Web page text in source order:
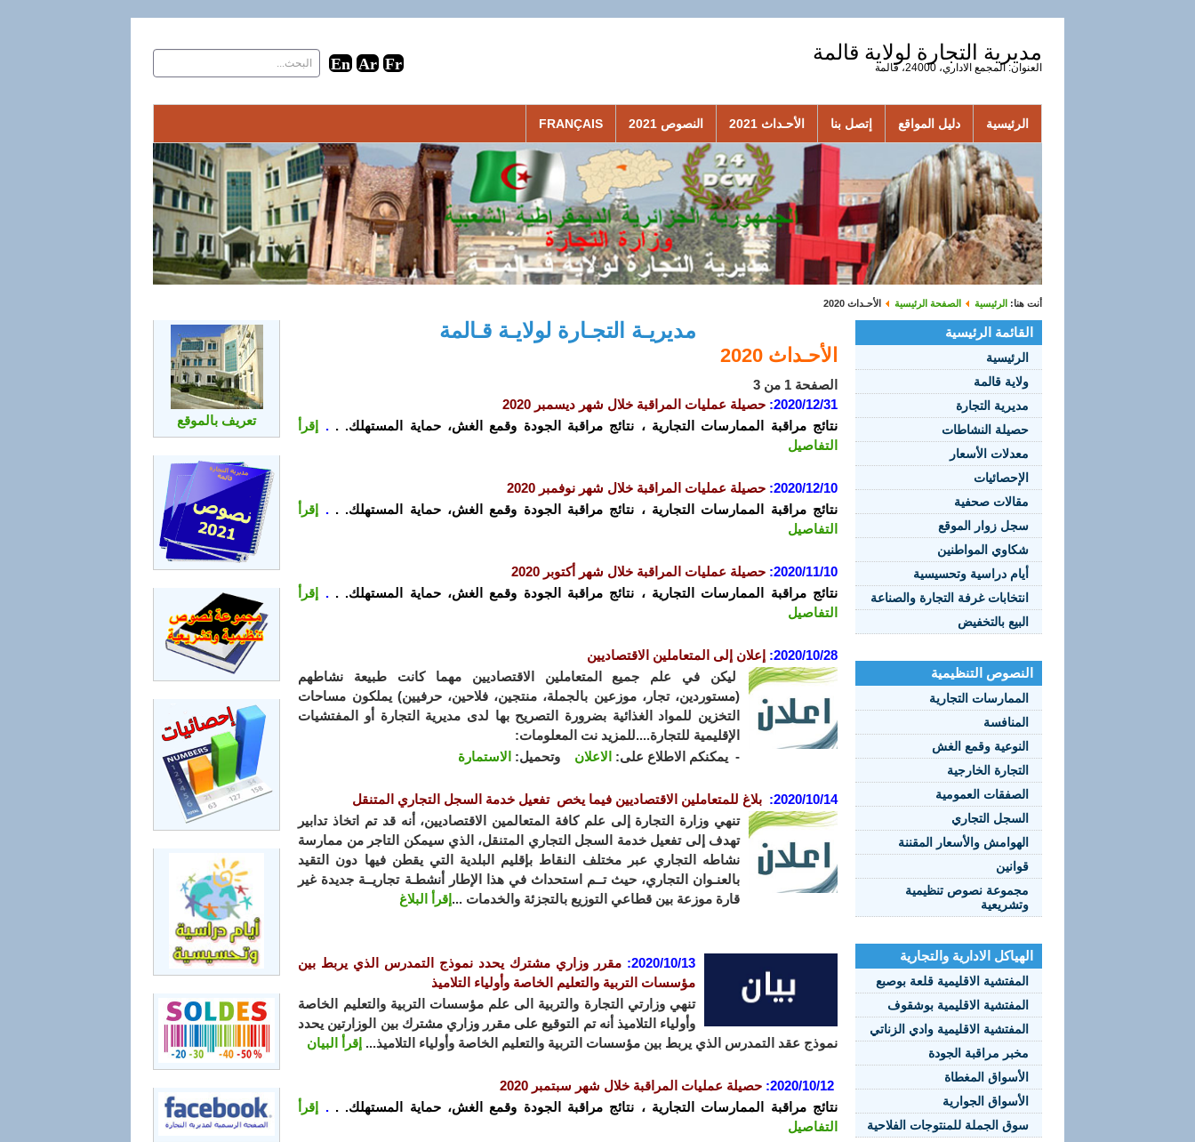
مديرية التجارة لولاية قالمة
العنوان: المجمع الاداري، 24000، قالمة
الرئيسية دليل المواقع إتصل بنا الأحـداث 2021 النصوص 2021 FRANÇAIS
أنت هنا: الرئيسية الصفحة الرئيسية الأحـداث 2020
القائمة الرئيسية
الرئيسية
ولاية قالمة
مديرية التجارة
حصيلة النشاطات
معدلات الأسعار
الإحصائيات
مقالات صحفية
سجل زوار الموقع
شكاوي المواطنين
أيام دراسية وتحسيسية
انتخابات غرفة التجارة والصناعة
البيع بالتخفيض
النصوص التنظيمية
الممارسات التجارية
المنافسة
النوعية وقمع الغش
التجارة الخارجية
الصفقات العمومية
السجل التجاري
الهوامش والأسعار المقننة
قوانين
مجموعة نصوص تنظيمية
وتشريعية
الهياكل الادارية والتجارية
المفتشية الاقليمية قلعة بوصبع
المفتشية الاقليمية بوشقوف
المفتشية الاقليمية وادي الزناتي
مخبر مراقبة الجودة
الأسواق المغطاة
الأسواق الجوارية
سوق الجملة للمنتوجات الفلاحية
مديريـة التجـارة لولايـة قـالمة
الأحـداث 2020
الصفحة 1 من 3
2020/12/31
: حصيلة عمليات المراقبة خلال شهر ديسمبر 2020
نتائج مراقبة الممارسات التجارية ، نتائج مراقبة الجودة وقمع الغش، حماية المستهلك. . .
إقرأ
التفاصيل
2020/12/10
: حصيلة عمليات المراقبة خلال شهر نوفمبر 2020
نتائج مراقبة الممارسات التجارية ، نتائج مراقبة الجودة وقمع الغش، حماية المستهلك. . .
إقرأ
التفاصيل
2020/11/10
: حصيلة عمليات المراقبة خلال شهر أكتوبر 2020
نتائج مراقبة الممارسات التجارية ، نتائج مراقبة الجودة وقمع الغش، حماية المستهلك. . .
إقرأ
التفاصيل
2020/10/28
: إعلان إلى المتعاملين الاقتصاديين
ليكن في علم جميع المتعاملين الاقتصاديين مهما كانت طبيعة نشاطهم
(مستوردين، تجار، موزعين بالجملة، منتجين، فلاحين، حرفيين) يملكون مساحات
التخزين للمواد الغذائية بضرورة التصريح بها لدى مديرية التجارة أو المفتشيات
الإقليمية للتجارة....للمزيد نت المعلومات:
- يمكنكم الاطلاع على: الاعلان وتحميل: الاستمارة
2020/10/14
: بلاغ للمتعاملين الاقتصاديين فيما يخص تفعيل خدمة السجل التجاري المتنقل
تنهي وزارة التجارة إلى علم كافة المتعالمين الاقتصاديين، أنه قد تم اتخاذ تدابير
تهدف إلى تفعيل خدمة السجل التجاري المتنقل، الذي سيمكن التاجر من ممارسة
نشاطه التجاري عبر مختلف النقاط بإقليم البلدية التي يقطن فيها دون التقيد
بالعنـوان التجاري، حيث تــم استحداث في هذا الإطار أنشطـة تجاريــة جديدة غير
قارة موزعة بين قطاعي التوزيع بالتجزئة والخدمات ... إقرأ البلاغ
2020/10/13
: مقرر وزاري مشترك يحدد نموذج التمدرس الذي يربط بين
مؤسسات التربية والتعليم الخاصة وأولياء التلاميذ
تنهي وزارتي التجارة والتربية الى علم مؤسسات التربية والتعليم الخاصة
وأولياء التلاميذ أنه تم التوقيع على مقرر وزاري مشترك بين الوزارتين يحدد
نموذج عقد التمدرس الذي يربط بين مؤسسات التربية والتعليم الخاصة وأولياء التلاميذ... إقرأ البيان
2020/10/12
: حصيلة عمليات المراقبة خلال شهر سبتمبر 2020
نتائج مراقبة الممارسات التجارية ، نتائج مراقبة الجودة وقمع الغش، حماية المستهلك. . .
إقرأ
التفاصيل
تعريف بالموقع